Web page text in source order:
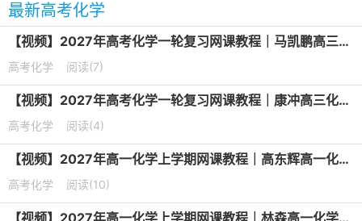
最新高考化学
【视频】2027年高考化学一轮复习网课教程｜马凯鹏高三化学上学期暑假班视频教程
高考化学 阅读(7)
【视频】2027年高考化学一轮复习网课教程｜康冲高三化学上学期暑假班视频教程
高考化学 阅读(4)
【视频】2027年高一化学上学期网课教程｜高东辉高一化学暑假班视频教程
高考化学 阅读(10)
【视频】2027年高一化学上学期网课教程｜林森高一化学暑假班视频教程